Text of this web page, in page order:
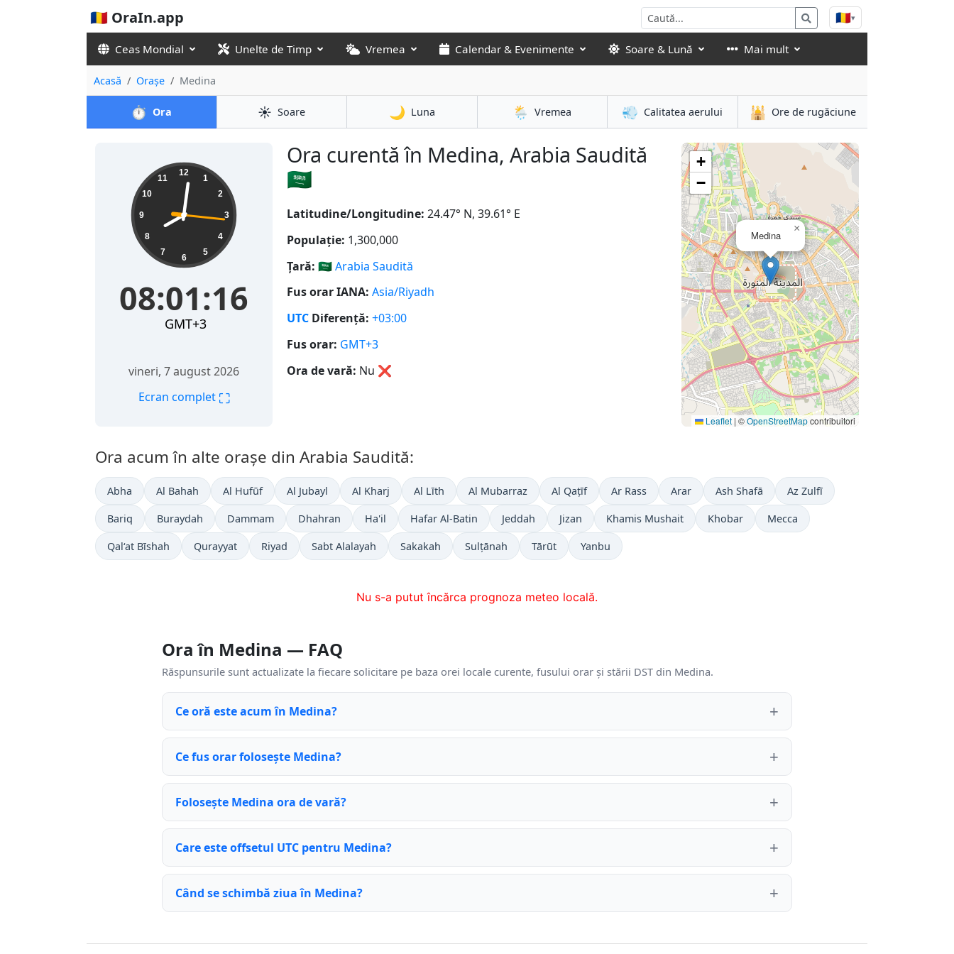
🇷🇴 OraIn.app 🇷🇴▾
Ceas Mondial Unelte de Timp Vremea Calendar & Evenimente Soare & Lună Mai mult
Acasă Orașe Medina
⏱️ Ora ☀️ Soare 🌙 Luna 🌦️ Vremea 💨 Calitatea aerului 🕌 Ore de rugăciune
Ora curentă în Medina, Arabia Saudită
🇸🇦
08:01:16 12
1
2
3
4
5
6
7
8
9
10
11
08:01:16
GMT+3
vineri, 7 august 2026
Ecran complet ⛶
Latitudine/Longitudine: 24.47° N, 39.61° E
Populație: 1,300,000
Țară: 🇸🇦Arabia Saudită
Fus orar IANA: Asia/Riyadh
UTC Diferență: +03:00
Fus orar: GMT+3
Ora de vară: Nu ❌
Medina
×
+
−
Leaflet | ©OpenStreetMapcontribuitori
Ora acum în alte orașe din Arabia Saudită:
Abha Al Bahah Al Hufūf Al Jubayl Al Kharj Al Līth Al Mubarraz Al Qaţīf Ar Rass Arar Ash Shafā Az Zulfī
Bariq Buraydah Dammam Dhahran Ha'il Hafar Al-Batin Jeddah Jizan Khamis Mushait Khobar Mecca
Qal‘at Bīshah Qurayyat Riyad Sabt Alalayah Sakakah Sulţānah Tārūt Yanbu
Nu s-a putut încărca prognoza meteo locală.
Ora în Medina — FAQ
Răspunsurile sunt actualizate la fiecare solicitare pe baza orei locale curente, fusului orar și stării DST din Medina.
Ce oră este acum în Medina?
Ce fus orar folosește Medina?
Folosește Medina ora de vară?
Care este offsetul UTC pentru Medina?
Când se schimbă ziua în Medina?